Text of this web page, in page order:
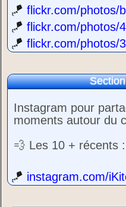
🪁flickr.com/photos/
🪁flickr.com/photos/
🪁flickr.com/photos/
Instagram pour
moments autour du
💨 Les 10 + récents :
🪁 instagram.com/